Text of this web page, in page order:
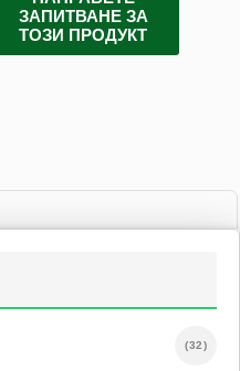
ЗАПИТВАНЕ ЗА
ТОЗИ ПРОДУКТ
(32)